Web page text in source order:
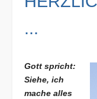
...
Gott spricht:
Siehe, ich
mache alles